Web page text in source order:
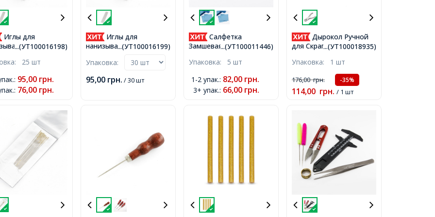
...(УТ100016198)
Иглы для
Бисера и
80х0.45мм, 25шт/
25 шт
: 95,00 грн.
: 76,00 грн.
...(УТ100016199)
Иглы для
нанизывания Бисера и
Сталь, 100х0.45мм,
Упаковка:
95,00 грн. / 30 шт
...(УТ100011446)
Салфетка
Замшевая для
Ювелирных Украшений
Голубой,
78.5x78.5x0.2мм,
Упаковка: 5 шт
1-2 упак.: 82,00 грн.
3+ упак.: 66,00 грн.
...(УТ100018935)
Дырокол Ручной
для Скрапбукинга,
3мм, 13x5.85x1.6см,
Упаковка: 1 шт
176,00грн. -35%
114,00 грн. / 1 шт